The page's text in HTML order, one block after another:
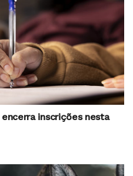
inscrições nesta